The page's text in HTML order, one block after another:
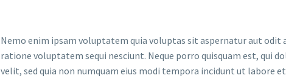
Nemo enim ipsam voluptatem quia voluptas sit aspernatur aut odit
ratione voluptatem sequi nesciunt. Neque porro quisquam est, qui
velit, sed quia non numquam eius modi tempora incidunt ut labore